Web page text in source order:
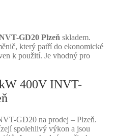
GD20 Plzeň skladem.
který patří do ekonomické
k použití. Je vhodný pro
400V INVT-
GD20 na prodej – Plzeň.
spolehlivý výkon a jsou